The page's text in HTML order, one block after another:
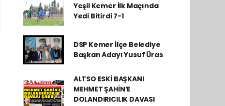
Yeşil Kemer İlk Maçında
Yedi Bitirdi 7-1
DSP Kemer İlçe Belediye
Başkan Adayı Yusuf Üras
ALTSO ESKİ BAŞKANI
MEHMET ŞAHİN’E
DOLANDIRICILIK DAVASI